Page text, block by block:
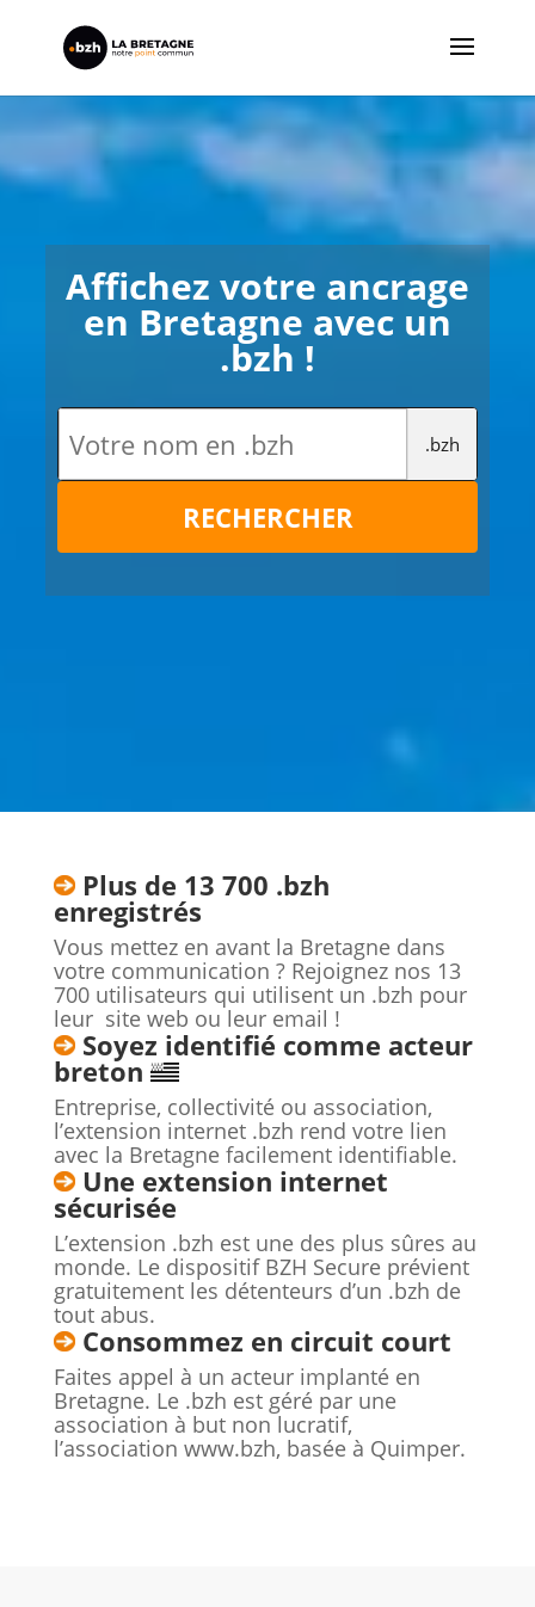
Affichez votre ancrage
en Bretagne avec un
.bzh !
.bzh
RECHERCHER
Plus de 13 700 .bzh
enregistrés
Vous mettez en avant la Bretagne dans
votre communication ? Rejoignez nos 13
700 utilisateurs qui utilisent un .bzh pour
leur site web ou leur email !
Soyez identifié comme acteur
breton
Entreprise, collectivité ou association,
l’extension internet .bzh rend votre lien
avec la Bretagne facilement identifiable.
Une extension internet
sécurisée
L’extension .bzh est une des plus sûres au
monde. Le dispositif BZH Secure prévient
gratuitement les détenteurs d’un .bzh de
tout abus.
Consommez en circuit court
Faites appel à un acteur implanté en
Bretagne. Le .bzh est géré par une
association à but non lucratif,
l’association www.bzh, basée à Quimper.